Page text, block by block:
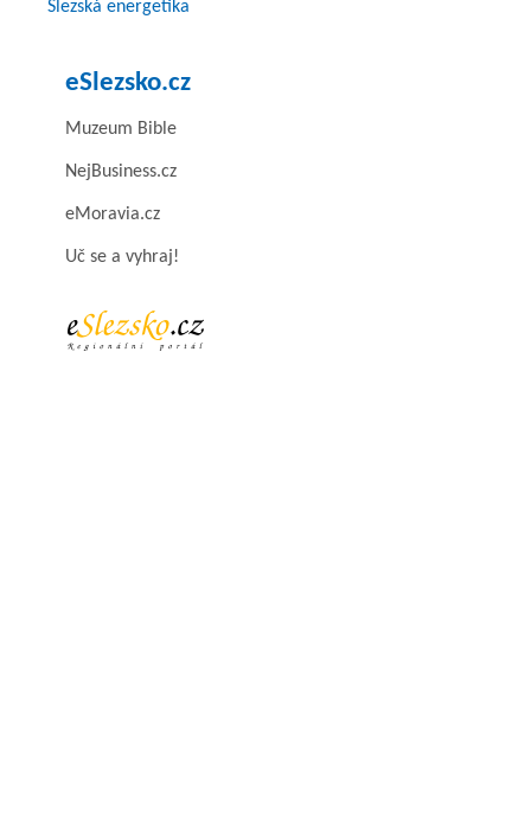
Slezská energetika
eSlezsko.cz
Muzeum Bible
NejBusiness.cz
eMoravia.cz
Uč se a vyhraj!